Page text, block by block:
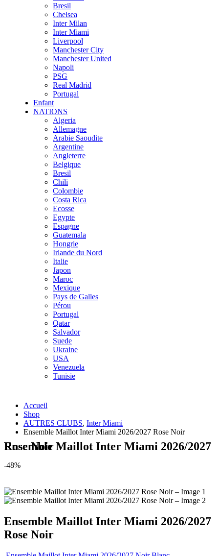
Bresil
Chelsea
Inter Milan
Inter Miami
Liverpool
Manchester City
Manchester United
Napoli
PSG
Real Madrid
Portugal
Enfant
NATIONS
Algeria
Allemagne
Arabie Saoudite
Argentine
Angleterre
Belgique
Bresil
Chili
Colombie
Costa Rica
Ecosse
Egypte
Espagne
Guatemala
Hongrie
Irlande du Nord
Italie
Japon
Maroc
Mexique
Pays de Galles
Pérou
Portugal
Qatar
Salvador
Suede
Ukraine
USA
Venezuela
Tunisie
Accueil
Shop
AUTRES CLUBS, Inter Miami
Ensemble Maillot Inter Miami 2026/2027 Rose Noir
Ensemble Maillot Inter Miami 2026/2027 Rose Noir
-48%
Ensemble Maillot Inter Miami 2026/2027
Rose Noir